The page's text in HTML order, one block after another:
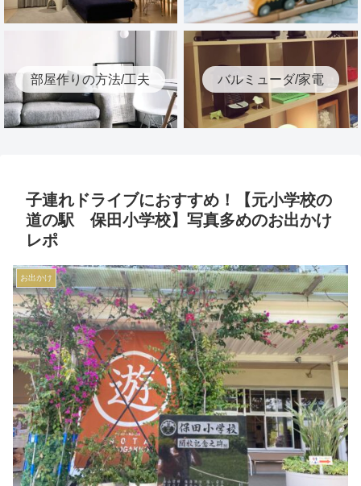
部屋作りの方法/工夫 バルミューダ/家電
子連れドライブにおすすめ！【元小学校の
道の駅 保田小学校】写真多めのお出かけ
レポ
お出かけ